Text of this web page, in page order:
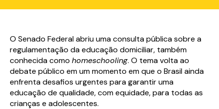
O Senado Federal abriu uma consulta pública sobre a
regulamentação da educação domiciliar, também
conhecida como homeschooling. O tema volta ao
debate público em um momento em que o Brasil ainda
enfrenta desafios urgentes para garantir uma
educação de qualidade, com equidade, para todas as
crianças e adolescentes.